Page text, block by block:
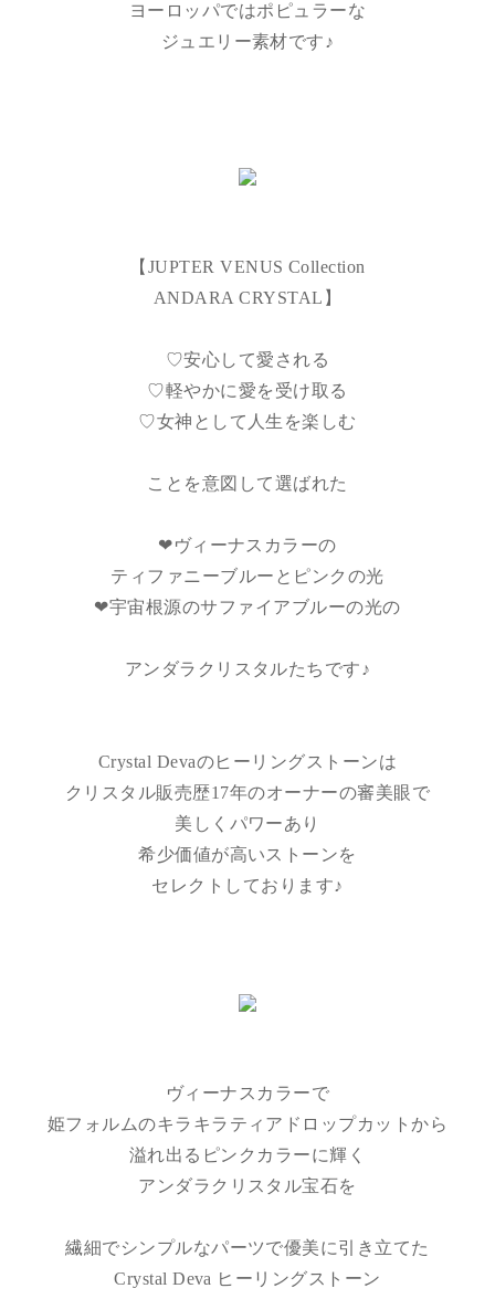
ヨーロッパではポピュラーな
ジュエリー素材です♪
【JUPTER VENUS Collection
ANDARA CRYSTAL】
♡安心して愛される
♡軽やかに愛を受け取る
♡女神として人生を楽しむ
ことを意図して選ばれた
❤︎ヴィーナスカラーの
ティファニーブルーとピンクの光
❤︎宇宙根源のサファイアブルーの光の
アンダラクリスタルたちです♪
Crystal Devaのヒーリングストーンは
クリスタル販売歴17年のオーナーの審美眼で
美しくパワーあり
希少価値が高いストーンを
セレクトしております♪
ヴィーナスカラーで
姫フォルムのキラキラティアドロップカットから
溢れ出るピンクカラーに輝く
アンダラクリスタル宝石を
繊細でシンプルなパーツで優美に引き立てた
Crystal Deva ヒーリングストーン